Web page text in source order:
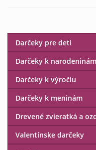
Darčeky pre deti
Darčeky k narodeninám
Darčeky k výročiu
Darčeky k meninám
Drevené zvieratká a
Valentínske darčeky